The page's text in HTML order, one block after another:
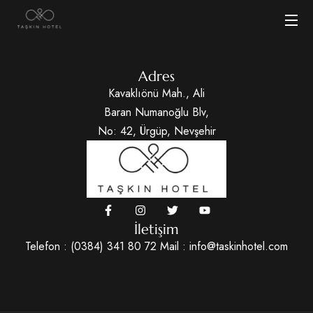
Adres
Kavaklıönü Mah., Ali
Baran Numanoğlu Blv,
No: 42, Ürgüp, Nevşehir
İletişim
Telefon : (0384) 341 80 72 Mail : info@taskinhotel.com